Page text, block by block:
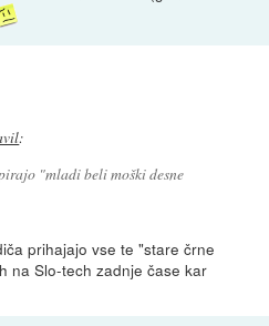
:
"mladi beli moški desne
prihajajo vse te "stare črne
na Slo-tech zadnje čase kar